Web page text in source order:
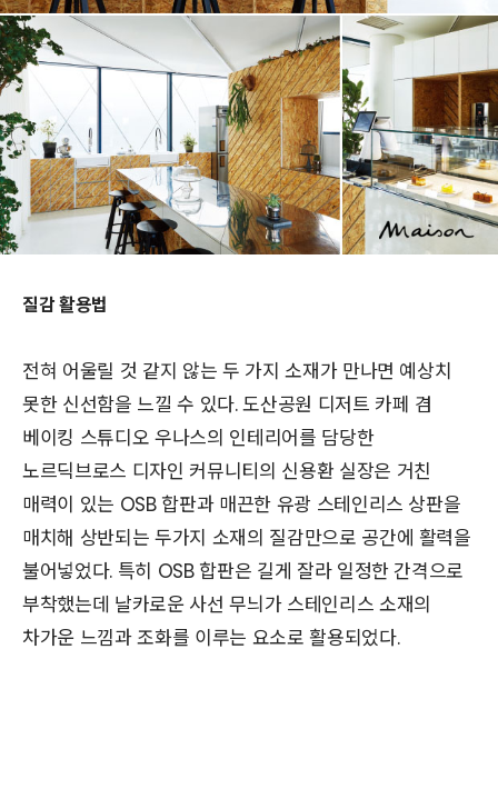
질감 활용법
전혀 어울릴 것 같지 않는 두 가지 소재가 만나면 예상치
못한 신선함을 느낄 수 있다. 도산공원 디저트 카페 겸
베이킹 스튜디오 우나스의 인테리어를 담당한
노르딕브로스 디자인 커뮤니티의 신용환 실장은 거친
매력이 있는 OSB 합판과 매끈한 유광 스테인리스 상판을
매치해 상반되는 두가지 소재의 질감만으로 공간에 활력을
불어넣었다. 특히 OSB 합판은 길게 잘라 일정한 간격으로
부착했는데 날카로운 사선 무늬가 스테인리스 소재의
차가운 느낌과 조화를 이루는 요소로 활용되었다.